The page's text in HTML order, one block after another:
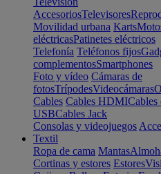
AccesoriosTelevisores
Movilidad urbana Karts
eléctricasPatinetes eléctricos
Telefonía Teléfonos fijos
complementosSmartphones
Foto y vídeo Cámaras de
fotosTrípodesVideocámaras
Cables Cables HDMICables
USBCables Jack
Consolas y videojuegos
Textil
Ropa de cama Mantas
Cortinas y estores Estores